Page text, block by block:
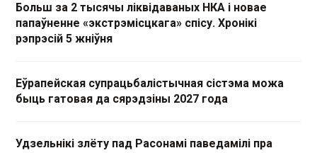
Больш за 2 тысячы ліквідаваных НКА і новае
папаўненне «экстрэмісцкага» спісу. Хронікі
рэпрэсій 5 жніўня
Еўрапейская супрацьбалістычная сістэма можа
быць гатовая да сярэдзіны 2027 года
Удзельнікі злёту пад Расонамі паведамілі пра